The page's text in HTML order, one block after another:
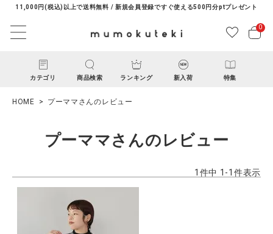
11,000円(税込)以上で送料無料 / 新規会員登録ですぐ使える500円分ptプレゼント
0
カテゴリ 商品検索 ランキング 新入荷 特集
ACCOUNT MENU
ようこそ ゲスト 様
HOME プーママさんのレビュー
プーママさんのレビュー
1 件中 1 -1 件表示